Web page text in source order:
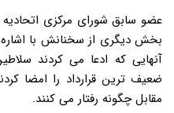
عضو سابق شورای مرکزی
بخش دیگری از سخنانش با
آنهایی که ادعا می کردند
ضعیف ترین قرارداد را امضا
مقابل چگونه رفتار می کنند.